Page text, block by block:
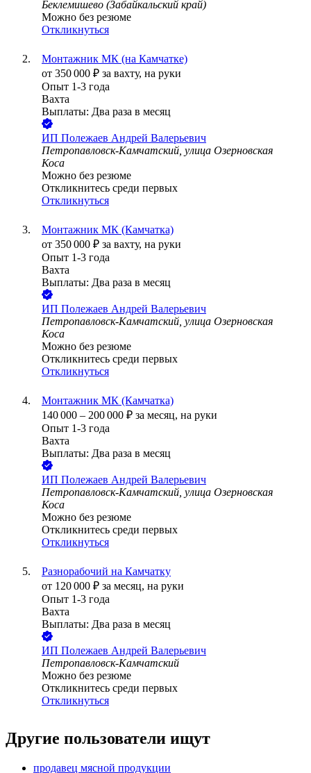
Беклемишево (Забайкальский край)
Можно без резюме
Откликнуться
Монтажник МК (на Камчатке)
от 350 000 ₽ за вахту, на руки
Опыт 1-3 года
Вахта
Выплаты: Два раза в месяц
ИП Полежаев Андрей Валерьевич
Петропавловск-Камчатский, улица Озерновская
Коса
Можно без резюме
Откликнитесь среди первых
Откликнуться
Монтажник МК (Камчатка)
от 350 000 ₽ за вахту, на руки
Опыт 1-3 года
Вахта
Выплаты: Два раза в месяц
ИП Полежаев Андрей Валерьевич
Петропавловск-Камчатский, улица Озерновская
Коса
Можно без резюме
Откликнитесь среди первых
Откликнуться
Монтажник МК (Камчатка)
140 000 – 200 000 ₽ за месяц, на руки
Опыт 1-3 года
Вахта
Выплаты: Два раза в месяц
ИП Полежаев Андрей Валерьевич
Петропавловск-Камчатский, улица Озерновская
Коса
Можно без резюме
Откликнитесь среди первых
Откликнуться
Разнорабочий на Камчатку
от 120 000 ₽ за месяц, на руки
Опыт 1-3 года
Вахта
Выплаты: Два раза в месяц
ИП Полежаев Андрей Валерьевич
Петропавловск-Камчатский
Можно без резюме
Откликнитесь среди первых
Откликнуться
Другие пользователи ищут
продавец мясной продукции